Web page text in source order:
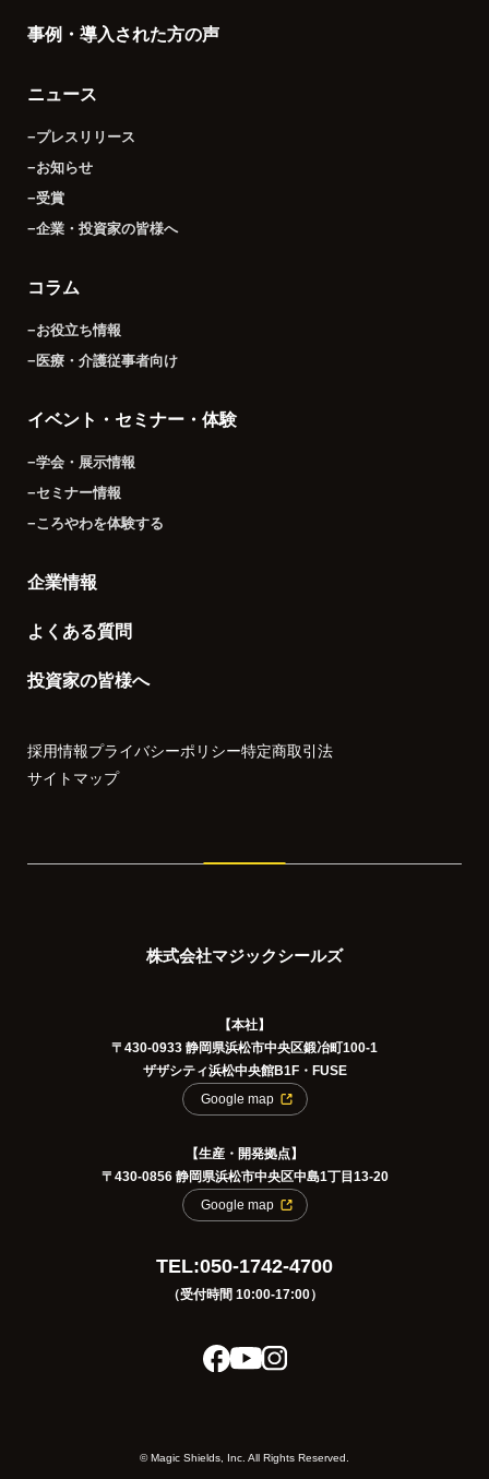
事例・導入された方の声
ニュース
−プレスリリース
−お知らせ
−受賞
−企業・投資家の皆様へ
コラム
−お役立ち情報
−医療・介護従事者向け
イベント・セミナー・体験
−学会・展示情報
−セミナー情報
−ころやわを体験する
企業情報
よくある質問
投資家の皆様へ
採用情報プライバシーポリシー特定商取引法
サイトマップ
株式会社マジックシールズ
【本社】
〒430-0933 静岡県浜松市中央区鍛冶町100-1
ザザシティ浜松中央館B1F・FUSE
Google map
【生産・開発拠点】
〒430-0856 静岡県浜松市中央区中島1丁目13-20
Google map
TEL:050-1742-4700
（受付時間 10:00-17:00）
©️ Magic Shields, Inc. All Rights Reserved.